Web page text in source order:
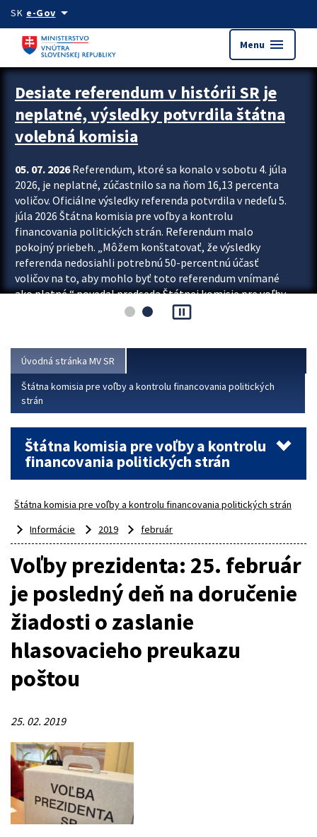
Preskocit na hlavný obsah
SK e-Govarrow_drop_down
Menu menu
Zastavit automatický posun upútavok
Desiate referendum v histórii SR je
neplatné, výsledky potvrdila štátna
volebná komisia
05. 07. 2026Referendum, ktoré sa konalo v sobotu 4. júla
2026, je neplatné, zúčastnilo sa na ňom 16,13 percenta
voličov. Oficiálne výsledky referenda potvrdila v nedeľu 5.
júla 2026 Štátna komisia pre voľby a kontrolu
financovania politických strán. Referendum malo
pokojný priebeh. „Môžem konštatovať, že výsledky
referenda nedosiahli potrebnú 50-percentnú účasť
voličov na to, aby mohlo byť toto referendum vnímané
ako platné,“ povedal predseda Štátnej komisie pre voľby
a kontrolu financovania politických...
pause_presentation
Úvodná stránka MV SR
Štátna komisia pre voľby a kontrolu financovania politických
strán
Štátna komisia pre voľby a kontrolu
financovania politických strán
Štátna komisia pre voľby a kontrolu financovania politických strán
Informácie
2019 február
Voľby prezidenta: 25. február
je posledný deň na doručenie
žiadosti o zaslanie
hlasovacieho preukazu
poštou
25. 02. 2019